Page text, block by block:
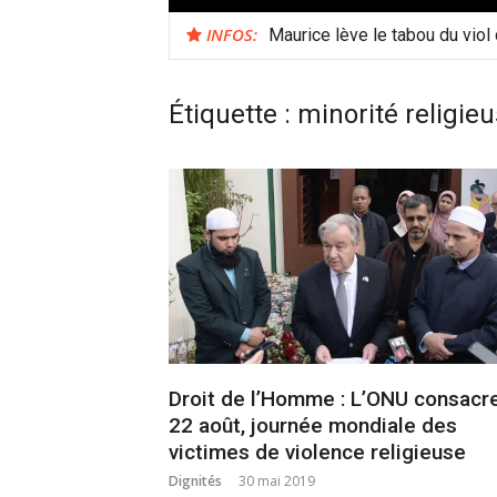
INFOS: Maurice lève le tabou du viol
Étiquette : minorité
Droit de l’Homme : L’ONU
22 août, journée mondiale des
victimes de violence religieuse
Dignités 30 mai 2019